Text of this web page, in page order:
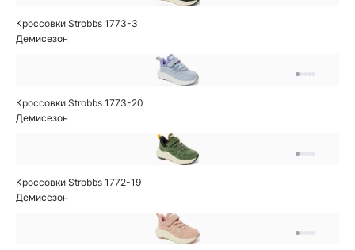
Кроссовки Strobbs 1773-3
Демисезон
Кроссовки Strobbs 1773-20
Демисезон
Кроссовки Strobbs 1772-19
Демисезон